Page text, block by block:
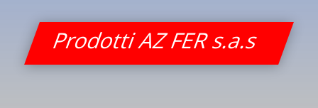
Prodotti AZ FER s.a.s